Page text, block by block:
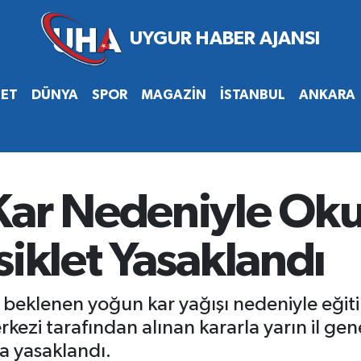
DÜNYA SPOR MAGAZİN İSTANBUL ANKARA
Nedeniyle
Yasaklandı
yoğun kar yağışı nedeniyle
tarafından alınan kararla yarın il
yasaklandı.